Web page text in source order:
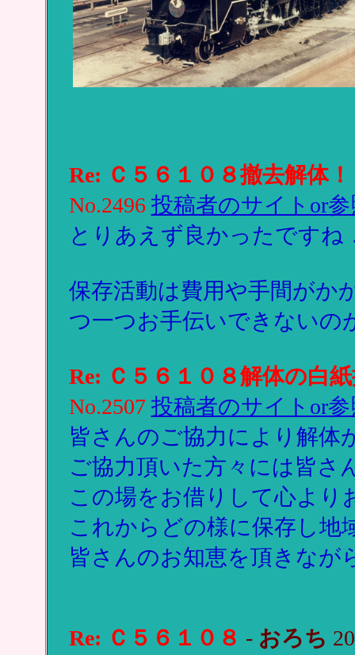
Re: Ｃ５６１０８撤去解体！
No.2496 投稿者のサイトor
とりあえず良かったですね
保存活動は費用や手間がか
つ一つお手伝いできないの
Re: Ｃ５６１０８解体の白
No.2507 投稿者のサイトor
皆さんのご協力により解体
ご協力頂いた方々には皆さ
この場をお借りして心より
これからどの様に保存し地
皆さんのお知恵を頂きなが
Re: Ｃ５６１０８ - おろち